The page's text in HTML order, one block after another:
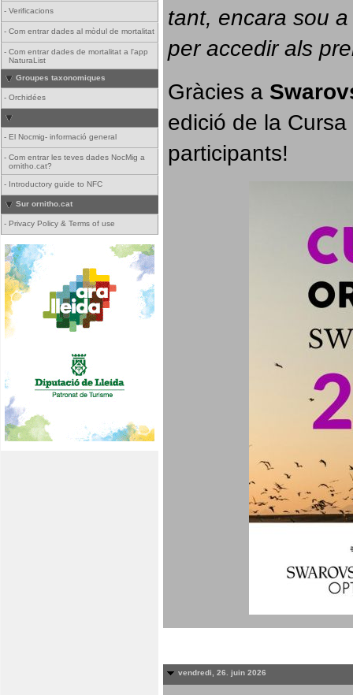
- Verificacions
- Com entrar dades al mòdul de mortalitat
- Com entrar dades de mortalitat a l'app
NaturaList
Groupes taxonomiques
- Orchidées
- El Nocmig- informació general
- Com entrar les teves dades NocMig a
ornitho.cat?
- Introductory guide to NFC
Sur ornitho.cat
- Privacy Policy & Terms of use
tant, encara sou
per accedir als
Gràcies a
edició de la
participants!
vendredi, 26. juin 2026